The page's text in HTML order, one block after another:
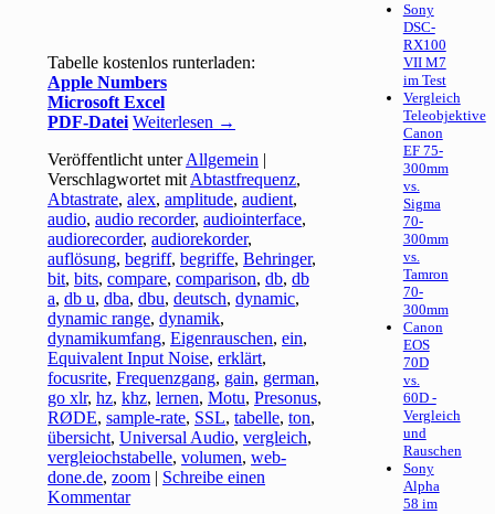
Tabelle kostenlos runterladen:
Apple Numbers
Microsoft Excel
PDF-Datei Weiterlesen →
Veröffentlicht unter Allgemein |
Verschlagwortet mit Abtastfrequenz,
Abtastrate,alex,amplitude,audient,
audio,audio recorder,audiointerface,
audiorecorder,audiorekorder,
auflösung,begriff,begriffe,Behringer,
bit,bits,compare,comparison,db,db
a,db u,dba,dbu,deutsch,dynamic,
dynamic range,dynamik,
dynamikumfang,Eigenrauschen,ein,
Equivalent Input Noise,erklärt,
focusrite,Frequenzgang, gain, german,
go xlr,hz,khz,lernen,Motu,Presonus,
RØDE,sample-rate, SSL,tabelle,ton,
übersicht,Universal Audio,vergleich,
vergleiochstabelle,volumen,web-
done.de,zoom | Schreibe einen
Kommentar
Sony
DSC-
RX100
VII M7
im Test
Vergleich
Teleobjektive
Canon
EF 75-
300mm
vs.
Sigma
70-
300mm
vs.
Tamron
70-
300mm
Canon
EOS
70D
vs.
60D -
Vergleich
und
Rauschen
Sony
Alpha
58 im